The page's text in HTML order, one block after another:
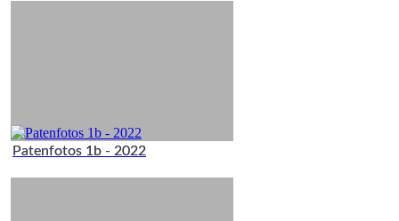
Patenfotos 1b - 2022